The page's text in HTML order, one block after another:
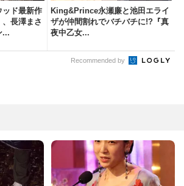
ッド最新作
、長澤まさ
...
King&Prince永瀬廉と池田エライ
ザが仲間割れでバチバチに!?『真
夜中乙女...
Recommended by